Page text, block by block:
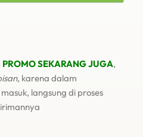
PROMO SEKARANG JUGA,
, karena dalam
langsung di proses